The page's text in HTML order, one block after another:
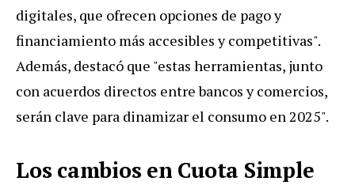
digitales, que ofrecen opciones de pago y
financiamiento más accesibles y competitivas".
Además, destacó que "estas herramientas, junto
con acuerdos directos entre bancos y comercios,
serán clave para dinamizar el consumo en 2025".
Los cambios en Cuota Simple